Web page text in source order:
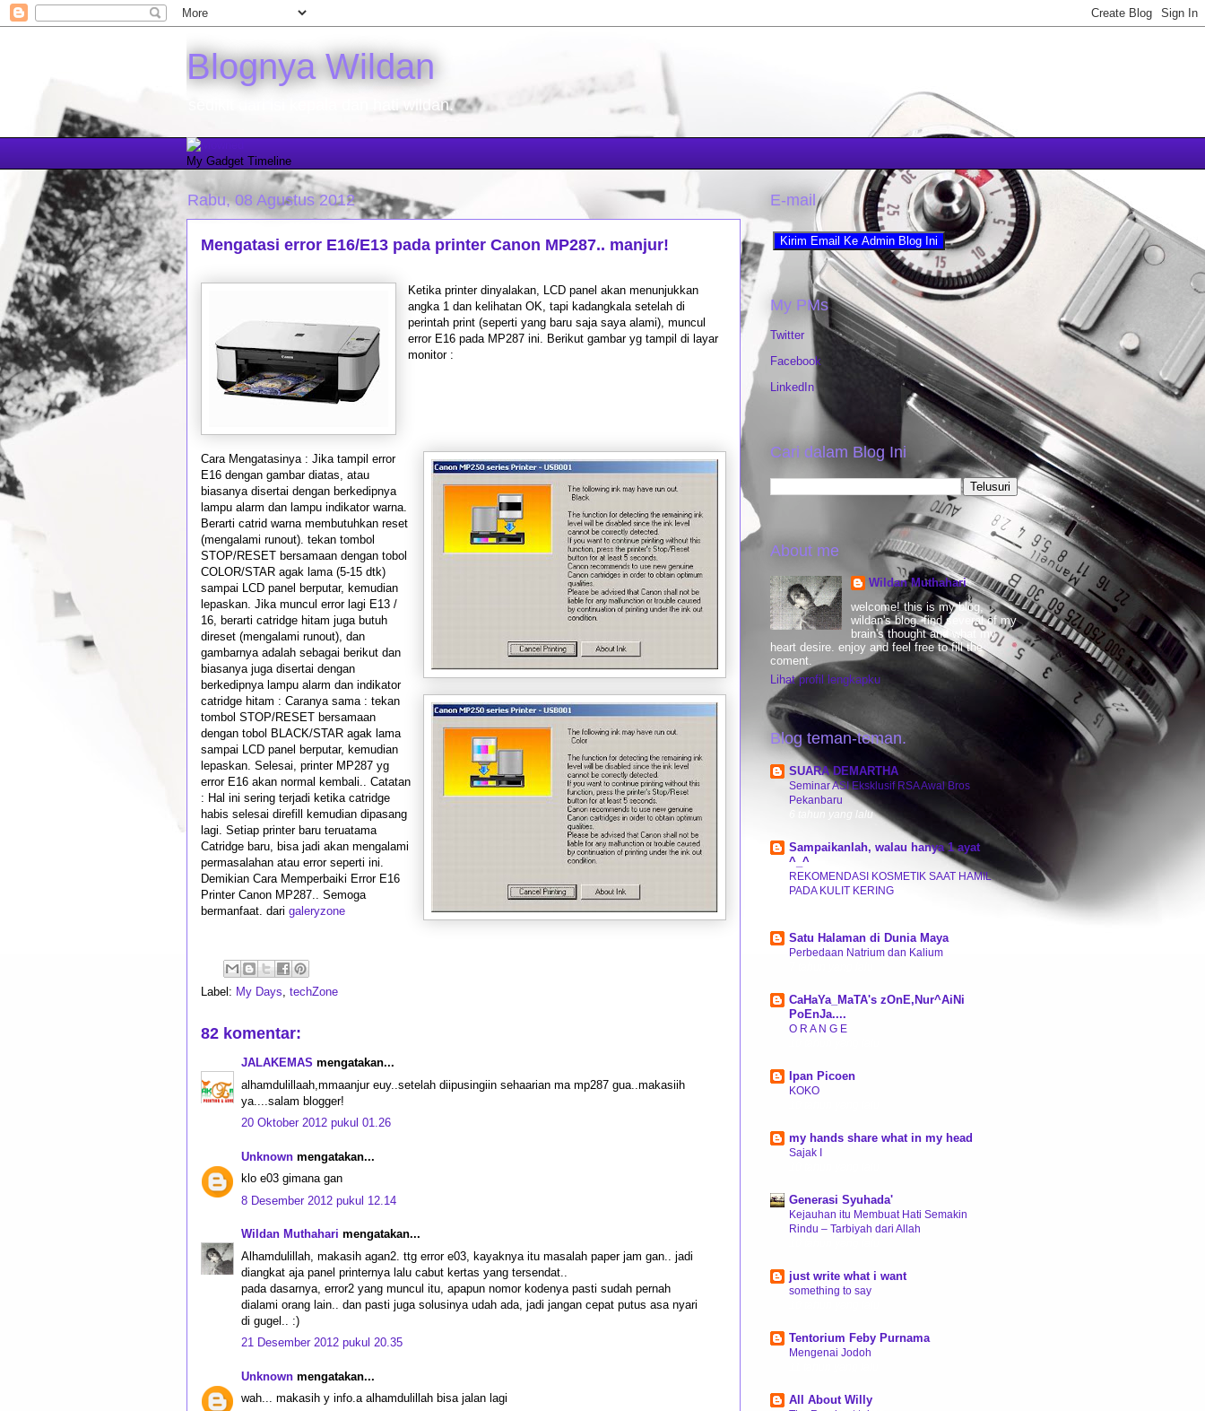
Blognya Wildan
sedikit dari isi kepala dan hati wildan.
My Gadget Timeline
Rabu, 08 Agustus 2012
Mengatasi error E16/E13 pada printer Canon MP287.. manjur!
Ketika printer dinyalakan, LCD panel akan menunjukkan
angka 1 dan kelihatan OK, tapi kadangkala setelah di
perintah print (seperti yang baru saja saya alami), muncul
error E16 pada MP287 ini. Berikut gambar yg tampil di layar
monitor :
Cara Mengatasinya : Jika tampil error
E16 dengan gambar diatas, atau
biasanya disertai dengan berkedipnya
lampu alarm dan lampu indikator warna.
Berarti catrid warna membutuhkan reset
(mengalami runout). tekan tombol
STOP/RESET bersamaan dengan tobol
COLOR/STAR agak lama (5-15 dtk)
sampai LCD panel berputar, kemudian
lepaskan. Jika muncul error lagi E13 /
16, berarti catridge hitam juga butuh
direset (mengalami runout), dan
gambarnya adalah sebagai berikut dan
biasanya juga disertai dengan
berkedipnya lampu alarm dan indikator
catridge hitam : Caranya sama : tekan
tombol STOP/RESET bersamaan
dengan tobol BLACK/STAR agak lama
sampai LCD panel berputar, kemudian
lepaskan. Selesai, printer MP287 yg
error E16 akan normal kembali.. Catatan
: Hal ini sering terjadi ketika catridge
habis selesai direfill kemudian dipasang
lagi. Setiap printer baru teruatama
Catridge baru, bisa jadi akan mengalami
permasalahan atau error seperti ini.
Demikian Cara Memperbaiki Error E16
Printer Canon MP287.. Semoga
bermanfaat. dari galeryzone
Label: My Days, techZone
82 komentar:
JALAKEMAS mengatakan...
alhamdulillaah,mmaanjur euy..setelah diipusingiin sehaarian ma mp287 gua..makasiih
ya....salam blogger!
20 Oktober 2012 pukul 01.26
Unknown mengatakan...
klo e03 gimana gan
8 Desember 2012 pukul 12.14
Wildan Muthahari mengatakan...
Alhamdulillah, makasih agan2. ttg error e03, kayaknya itu masalah paper jam gan.. jadi
diangkat aja panel printernya lalu cabut kertas yang tersendat..
pada dasarnya, error2 yang muncul itu, apapun nomor kodenya pasti sudah pernah
dialami orang lain.. dan pasti juga solusinya udah ada, jadi jangan cepat putus asa nyari
di gugel.. :)
21 Desember 2012 pukul 20.35
Unknown mengatakan...
wah... makasih y info.a alhamdulillah bisa jalan lagi
E-mail
My PMs
Twitter
Facebook
LinkedIn
Cari dalam Blog Ini
About me
Wildan Muthahari
welcome! this is my blog,
wildan's blog. find several of my
brain's thought and what my
heart desire. enjoy and feel free to fill the
coment.
Lihat profil lengkapku
Blog teman-teman.
SUARA DEMARTHA
Seminar ASI Eksklusif RSA Awal Bros
Pekanbaru
6 tahun yang lalu
Sampaikanlah, walau hanya 1 ayat
^_^
REKOMENDASI KOSMETIK SAAT HAMIL
PADA KULIT KERING
Satu Halaman di Dunia Maya
Perbedaan Natrium dan Kalium
CaHaYa_MaTA's zOnE,Nur^AiNi
PoEnJa....
O R A N G E
Ipan Picoen
KOKO
my hands share what in my head
Sajak I
Generasi Syuhada'
Kejauhan itu Membuat Hati Semakin
Rindu – Tarbiyah dari Allah
just write what i want
something to say
Tentorium Feby Purnama
Mengenai Jodoh
All About Willy